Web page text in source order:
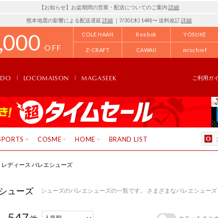
【お知らせ】お盆期間の営業・配送についてのご案内 詳細
熊本地震の影響による配送遅延 詳細 ｜7/30 (木) 14時〜 送料改訂詳細
OFF
COLE HAAN Reebok YOSUKE
Z-CRAFT CAWAII mischief
LOCOMAISON MAGASEEK ご利用ガ
COSME HOME BRAND LIST
レディース バレエシューズ
ューズ シューズのバレエシューズの一覧です。 さまざまなバレエシュー